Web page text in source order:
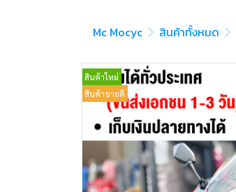
Mc Mocyc สินค้าทั้งหมด
สินค้าใหม่
สินค้าขายดี